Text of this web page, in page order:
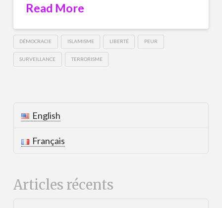
Read More
DÉMOCRACIE ISLAMISME LIBERTÉ PEUR
SURVEILLANCE TERRORISME
English
Français
Articles récents